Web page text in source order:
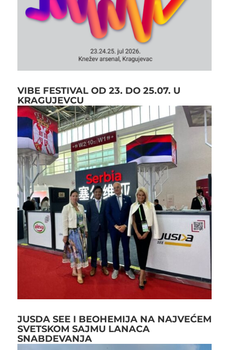
VIBE FESTIVAL OD 23. DO 25.07. U
KRAGUJEVCU
JUSDA SEE I BEOHEMIJA NA NAJVEĆEM
SVETSKOM SAJMU LANACA
SNABDEVANJA